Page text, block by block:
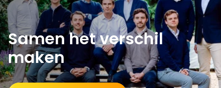
Partnerships
Nieuws
CONTACT
Samen het verschil
maken